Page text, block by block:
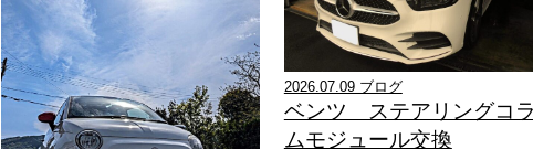
2026.07.09 ブログ
ベンツ ステアリングコ
ムモジュール交換